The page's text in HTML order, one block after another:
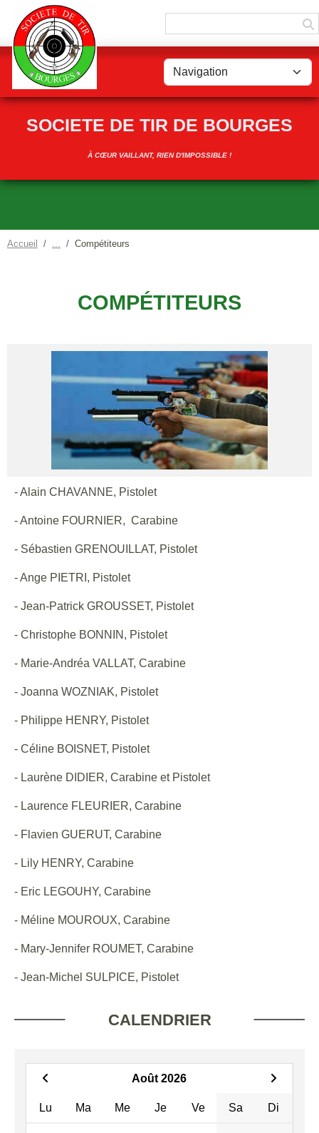
SOCIETE DE TIR DE BOURGES
À CŒUR VAILLANT, RIEN D'IMPOSSIBLE !
Accueil Compétiteurs
COMPÉTITEURS
- Alain CHAVANNE, Pistolet
- Antoine FOURNIER, Carabine
- Sébastien GRENOUILLAT, Pistolet
- Ange PIETRI, Pistolet
- Jean-Patrick GROUSSET, Pistolet
- Christophe BONNIN, Pistolet
- Marie-Andréa VALLAT, Carabine
- Joanna WOZNIAK, Pistolet
- Philippe HENRY, Pistolet
- Céline BOISNET, Pistolet
- Laurène DIDIER, Carabine et Pistolet
- Laurence FLEURIER, Carabine
- Flavien GUERUT, Carabine
- Lily HENRY, Carabine
- Eric LEGOUHY, Carabine
- Méline MOUROUX, Carabine
- Mary-Jennifer ROUMET, Carabine
- Jean-Michel SULPICE, Pistolet
CALENDRIER
Août 2026
Lu Ma Me Je Ve Sa Di
Panneau de gestion des cookies